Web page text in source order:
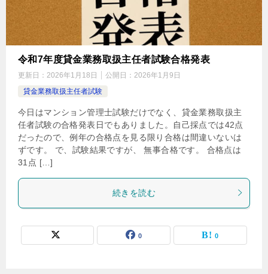
令和7年度貸金業務取扱主任者試験合格発表
更新日： 2026年1月18日 公開日： 2026年1月9日
貸金業務取扱主任者試験
今日はマンション管理士試験だけでなく、貸金業務取扱主
任者試験の合格発表日でもありました。自己採点では42点
だったので、例年の合格点を見る限り合格は間違いないは
ずです。 で、試験結果ですが、 無事合格です。 合格点は
31点 […]
続きを読む
0 0